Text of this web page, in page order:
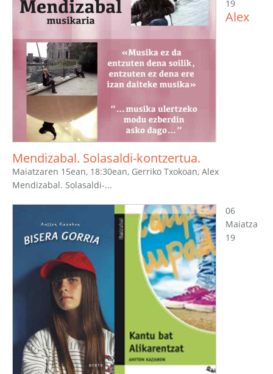
19
Alex
Mendizabal. Solasaldi-kontzertua.
Maiatzaren 15ean, 18:30ean, Gerriko Txokoan, Alex
Mendizabal. Solasaldi-...
06
Maiatza
19